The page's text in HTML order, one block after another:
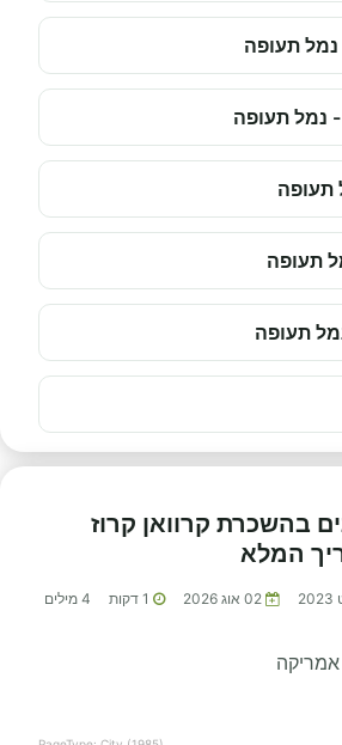
נמל תעופה
- נמל תעופה
תעופה
תעופה
תעופה
בהשכרת קרוואן קרוז
המלא
02 אוג 2026 1 דקות 4 מילים
אמריקה